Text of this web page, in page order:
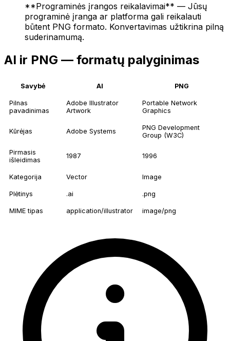
**Programinės įrangos reikalavimai** — Jūsų
programinė įranga ar platforma gali reikalauti
būtent PNG formato. Konvertavimas užtikrina pilną
suderinamumą.
AI ir PNG — formatų palyginimas
Savybė AI PNG
Pilnas
pavadinimas
Adobe Illustrator
Artwork
Portable Network
Graphics
Kūrėjas Adobe Systems
PNG Development
Group (W3C)
Pirmasis
išleidimas
1987 1996
Kategorija Vector Image
Plėtinys .ai .png
MIME tipas application/illustrator image/png